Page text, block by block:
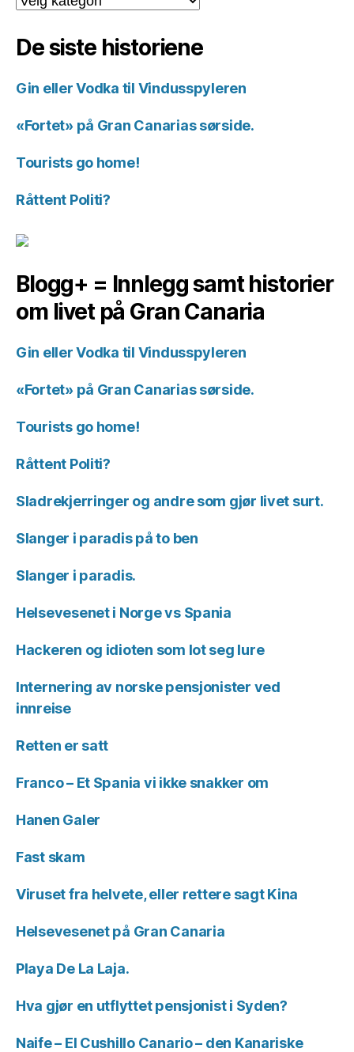
for
De siste historiene
Gin eller Vodka til Vindusspyleren
«Fortet» på Gran Canarias sørside.
Tourists go home!
Råttent Politi?
Blogg+ = Innlegg samt historier
om livet på Gran Canaria
Gin eller Vodka til Vindusspyleren
«Fortet» på Gran Canarias sørside.
Tourists go home!
Råttent Politi?
Sladrekjerringer og andre som gjør livet surt.
Slanger i paradis på to ben
Slanger i paradis.
Helsevesenet i Norge vs Spania
Hackeren og idioten som lot seg lure
Internering av norske pensjonister ved
innreise
Retten er satt
Franco – Et Spania vi ikke snakker om
Hanen Galer
Fast skam
Viruset fra helvete, eller rettere sagt Kina
Helsevesenet på Gran Canaria
Playa De La Laja.
Hva gjør en utflyttet pensjonist i Syden?
Naife – El Cushillo Canario – den Kanariske